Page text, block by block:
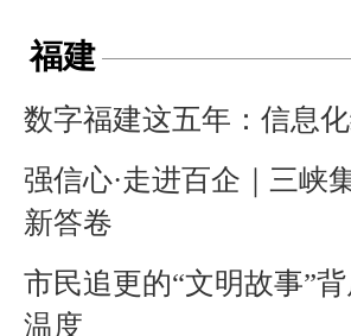
福建
数字福建这五年：信息
强信心·走进百企｜三峡
新答卷
市民追更的“文明故事”
温度